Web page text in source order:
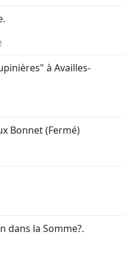
à Availles-
Bonnet (Fermé)
dans la Somme?.